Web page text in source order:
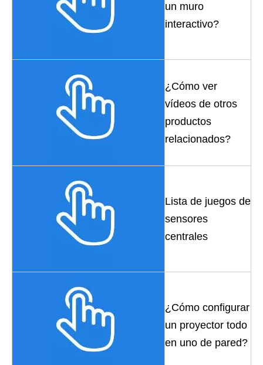
un muro
interactivo?
¿Cómo ver
vídeos de otros
productos
relacionados?
Lista de juegos de
sensores
centrales
¿Cómo configurar
un proyector todo
en uno de pared?